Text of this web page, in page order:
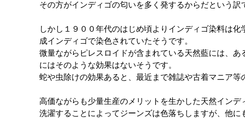
その方がインディゴの匂いを多く発するからだという訳
しかし１９００年代のはじめ頃よりインディゴ染料は
成インディゴで染色されていたそうです。
微量ながらピレスロイドが含まれている天然藍には、
にはそのような効果はないそうです。
蛇や虫除けの効果あると、最近まで雑誌や古着マニア
高価ながらも少量生産のメリットを生かした天然イン
洗濯することによってジーンズは色落ちしますが、他